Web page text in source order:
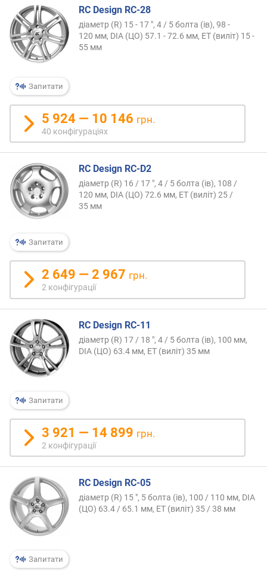
м
м
)
Запитати
RC Design RC-28
діаметр (R) 15 - 17 ", 4 / 5 болта (ів), 98 -
120 мм, DIA (ЦО) 57.1 - 72.6 мм, ET (виліт) 15 -
55 мм
5 924 — 10 146 грн.
40 конфігураціях
Запитати
RC Design RC-D2
діаметр (R) 16 / 17 ", 4 / 5 болта (ів), 108 /
120 мм, DIA (ЦО) 72.6 мм, ET (виліт) 25 /
35 мм
2 649 — 2 967 грн.
2 конфігурації
Запитати
RC Design RC-11
діаметр (R) 17 / 18 ", 4 / 5 болта (ів), 100 мм,
DIA (ЦО) 63.4 мм, ET (виліт) 35 мм
3 921 — 14 899 грн.
2 конфігурації
Запитати
RC Design RC-05
діаметр (R) 15 ", 5 болта (ів), 100 / 110 мм, DIA
(ЦО) 63.4 / 65.1 мм, ET (виліт) 35 / 38 мм